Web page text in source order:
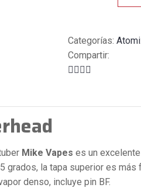
Categorías:
Compartir:
Mike Vapes es un excelente
grados, la tapa superior es
denso, incluye pin BF.